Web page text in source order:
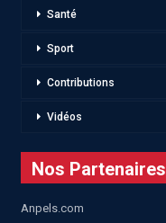
Santé
Sport
Contributions
Vidéos
Nos Partenaires
Anpels.com